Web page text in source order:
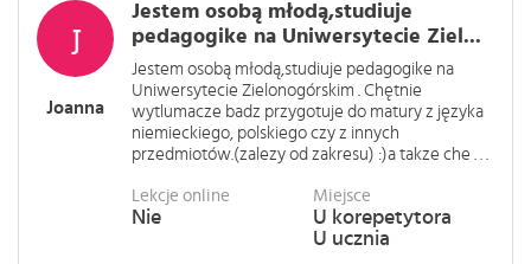
Joanna
Jestem osobą młodą,studiuje
pedagogike na Uniwersytecie Ziel...
Jestem osobą młodą,studiuje pedagogike na
Uniwersytecie Zielonogórskim . Chętnie
wytlumacze badz przygotuje do matury z języka
niemieckiego, polskiego czy z innych
przedmiotów.(zalezy od zakresu) :)a takze che . . .
Lekcje online
Nie
Miejsce
U korepetytora
U ucznia